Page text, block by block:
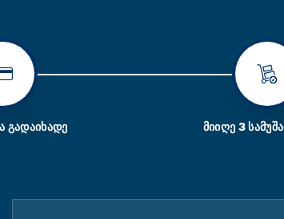
ᲒᲐᲓᲐᲘᲮᲐᲓᲔ ᲛᲘᲘᲦᲔ 3